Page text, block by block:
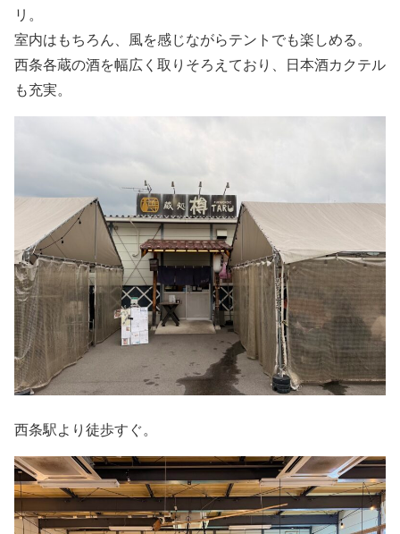
リ。
室内はもちろん、風を感じながらテントでも楽しめる。
西条各蔵の酒を幅広く取りそろえており、日本酒カクテル
も充実。
西条駅より徒歩すぐ。